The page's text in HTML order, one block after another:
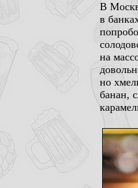
В
в
на
но
банан,